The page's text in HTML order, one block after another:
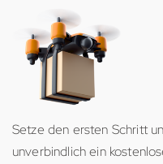
Setze den ersten Schritt
unverbindlich ein